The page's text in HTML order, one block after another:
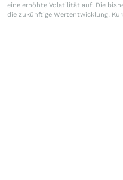
eine erhöhte Volatilität auf. Die
die zukünftige Wertentwicklung.